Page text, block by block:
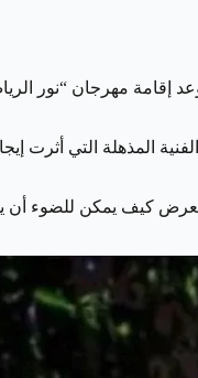
إقامة مهرجان “نور
والفنية المذهلة التي
كيف يمكن للضوء أن